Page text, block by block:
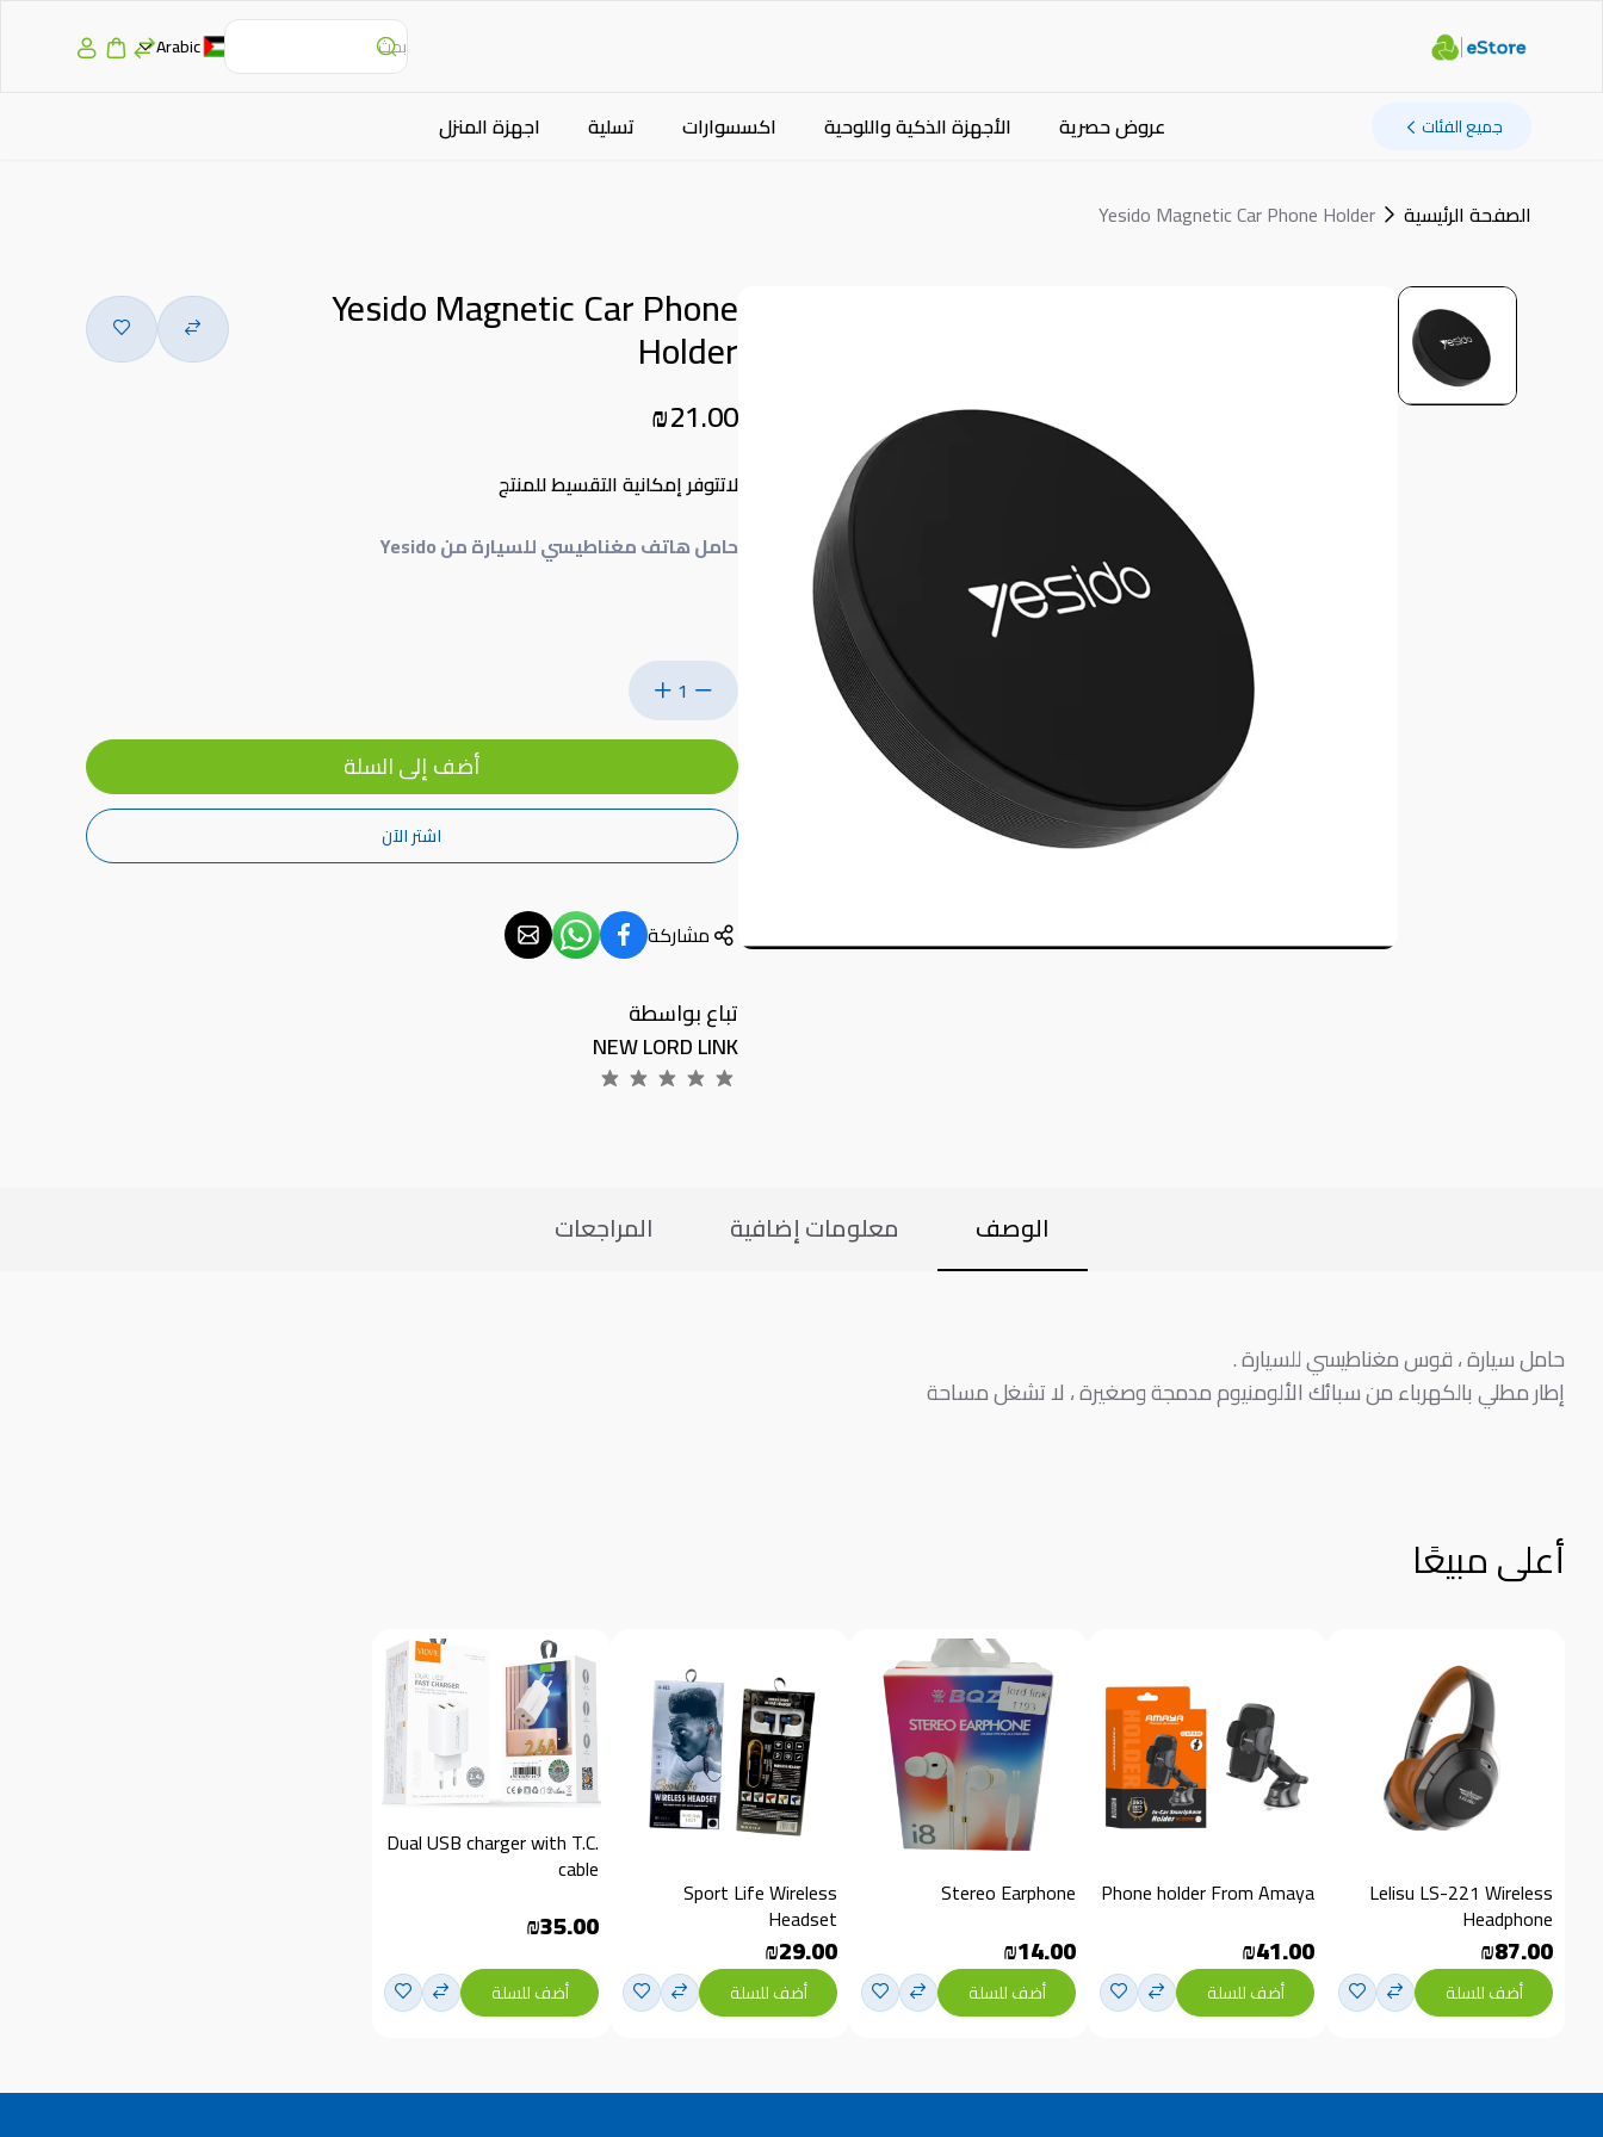
Arabic
جميع الفئات عروض حصرية الأجهزة الذكية واللوحية اكسسوارات تسلية اجهزة المنزل
الصفحة الرئيسية Yesido Magnetic Car Phone Holder
Yesido Magnetic Car Phone
Holder
₪21.00
لاتتوفر إمكانية التقسيط للمنتج
حامل هاتف مغناطيسي للسيارة من Yesido
1
أضف إلى السلة
اشتر الآن
مشاركة
تباع بواسطة
NEW LORD LINK
الوصف معلومات إضافية المراجعات
حامل سيارة ، قوس مغناطيسي للسيارة .
إطار مطلي بالكهرباء من سبائك الألومنيوم مدمجة وصغيرة ، لا تشغل مساحة
أعلى مبيعًا
Lelisu LS-221 Wireless
Headphone
₪87.00
أضف للسلة
Phone holder From Amaya
₪41.00
أضف للسلة
Stereo Earphone
₪14.00
أضف للسلة
Sport Life Wireless
Headset
₪29.00
أضف للسلة
Dual USB charger with T.C.
cable
₪35.00
أضف للسلة